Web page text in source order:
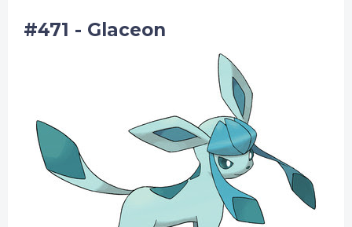
#471 - Glaceon